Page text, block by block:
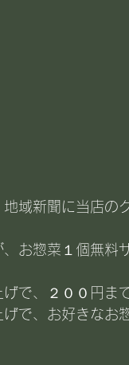
域新聞に当店の
お惣菜１個無料
で、２００円ま
で、お好きなお